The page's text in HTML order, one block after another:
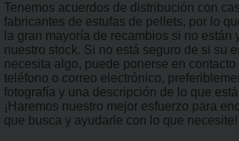
Tenemos acuerdos de distribución con
fabricantes de estufas de pellets, por lo
la gran mayoría de recambios si no están
nuestro stock. Si no está seguro de si su
necesita algo, puede ponerse en
teléfono o correo electrónico,
fotografía y una descripción de lo que
¡Haremos nuestro mejor esfuerzo para
que busca y ayudarle con lo que necesite!